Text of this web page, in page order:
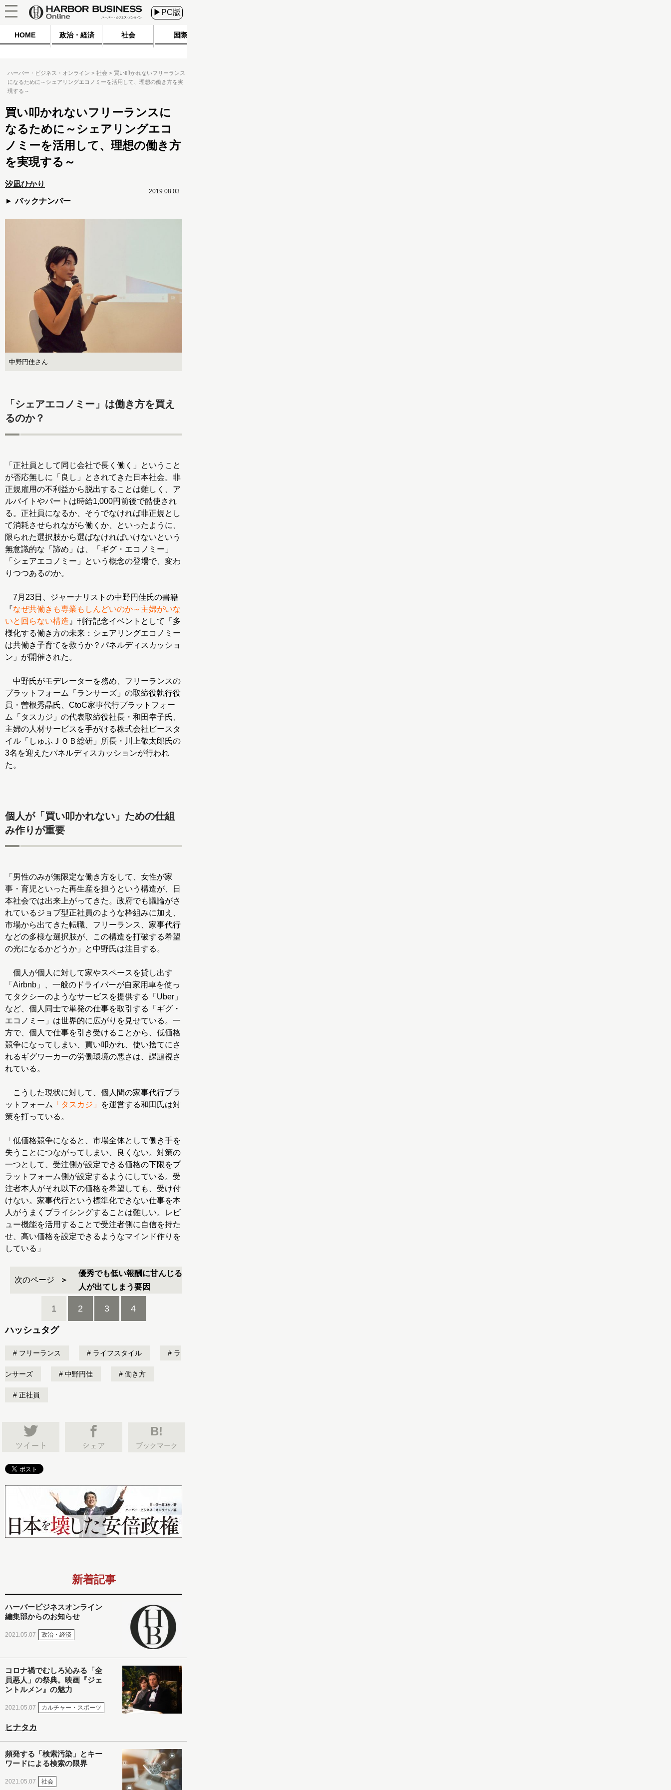
▶PC版
HOME 政治・経済 社会 国際
ハーバー・ビジネス・オンライン 社会
買い叩かれないフリーランス
になるために～シェアリングエコノミーを活用して、理想の働き方を実
現する～
買い叩かれないフリーランスに
なるために～シェアリングエコ
ノミーを活用して、理想の働き方
を実現する～
汐凪ひかり
バックナンバー
2019.08.03
中野円佳さん
「シェアエコノミー」は働き方を買え
るのか？
「正社員として同じ会社で長く働く」ということ
が否応無しに「良し」とされてきた日本社会。非
正規雇用の不利益から脱出することは難しく、ア
ルバイトやパートは時給1,000円前後で酷使され
る。正社員になるか、そうでなければ非正規とし
て消耗させられながら働くか、といったように、
限られた選択肢から選ばなければいけないという
無意識的な「諦め」は、「ギグ・エコノミー」
「シェアエコノミー」という概念の登場で、変わ
りつつあるのか。
7月23日、ジャーナリストの中野円佳氏の書籍
『なぜ共働きも専業もしんどいのか～主婦がいな
いと回らない構造 』刊行記念イベントとして「多
様化する働き方の未来：シェアリングエコノミー
は共働き子育てを救うか？パネルディスカッショ
ン」が開催された。
中野氏がモデレーターを務め、フリーランスの
プラットフォーム「ランサーズ」の取締役執行役
員・曽根秀晶氏、CtoC家事代行プラットフォー
ム「タスカジ」の代表取締役社長・和田幸子氏、
主婦の人材サービスを手がける株式会社ビースタ
イル「しゅふＪＯＢ総研」所長・川上敬太郎氏の
3名を迎えたパネルディスカッションが行われ
た。
個人が「買い叩かれない」ための仕組
み作りが重要
「男性のみが無限定な働き方をして、女性が家
事・育児といった再生産を担うという構造が、日
本社会では出来上がってきた。政府でも議論がさ
れているジョブ型正社員のような枠組みに加え、
市場から出てきた転職、フリーランス、家事代行
などの多様な選択肢が、この構造を打破する希望
の光になるかどうか」と中野氏は注目する。
個人が個人に対して家やスペースを貸し出す
「Airbnb」、一般のドライバーが自家用車を使っ
てタクシーのようなサービスを提供する「Uber」
など、個人同士で単発の仕事を取引する「ギグ・
エコノミー」は世界的に広がりを見せている。一
方で、個人で仕事を引き受けることから、低価格
競争になってしまい、買い叩かれ、使い捨てにさ
れるギグワーカーの労働環境の悪さは、課題視さ
れている。
こうした現状に対して、個人間の家事代行プラ
ットフォーム
「タスカジ」
を運営する和田氏は対
策を打っている。
「低価格競争になると、市場全体として働き手を
失うことにつながってしまい、良くない。対策の
一つとして、受注側が設定できる価格の下限をプ
ラットフォーム側が設定するようにしている。受
注者本人がそれ以下の価格を希望しても、受け付
けない。家事代行という標準化できない仕事を本
人がうまくプライシングすることは難しい。レビ
ュー機能を活用することで受注者側に自信を持た
せ、高い価格を設定できるようなマインド作りを
している」
次のページ
優秀でも低い報酬に甘んじる
人が出てしまう要因
1 2 3 4
ハッシュタグ
フリーランス ライフスタイル ラ
ンサーズ 中野円佳 働き方
正社員
B!
ブックマーク
新着記事
ハーバービジネスオンライン
編集部からのお知らせ
2021.05.07 政治・経済
コロナ禍でむしろ沁みる「全
員悪人」の祭典。映画『ジェ
ントルメン』の魅力
2021.05.07 カルチャー・スポーツ
ヒナタカ
頻発する「検索汚染」とキー
ワードによる検索の限界
2021.05.07 社会